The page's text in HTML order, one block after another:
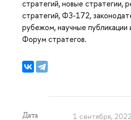
стратегий, новые стратегии,
стратегий, ФЗ-172,
рубежом, научные публикации
Форум стратегов.
Дата 1 сентября, 2022